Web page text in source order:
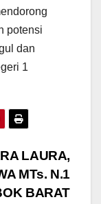
potensi
dan
1
LAURA,
MTs. N.1
BARAT